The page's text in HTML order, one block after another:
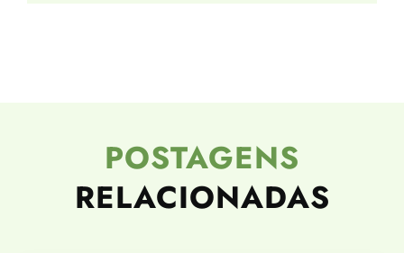
POSTAGENS
RELACIONADAS